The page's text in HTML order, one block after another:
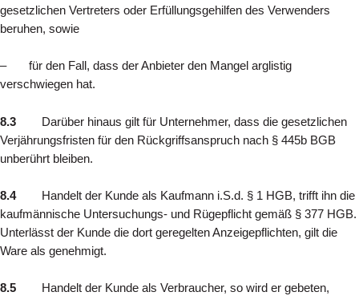
gesetzlichen Vertreters oder Erfüllungsgehilfen des Verwenders
beruhen, sowie
– für den Fall, dass der Anbieter den Mangel arglistig
verschwiegen hat.
8.3
Darüber hinaus gilt für Unternehmer, dass die gesetzlichen
Verjährungsfristen für den Rückgriffsanspruch nach § 445b BGB
unberührt bleiben.
8.4Handelt der Kunde als Kaufmann i.S.d. § 1 HGB, trifft ihn die
kaufmännische Untersuchungs- und Rügepflicht gemäß § 377 HGB.
Unterlässt der Kunde die dort geregelten Anzeigepflichten, gilt die
Ware als genehmigt.
8.5
Handelt der Kunde als Verbraucher, so wird er gebeten,